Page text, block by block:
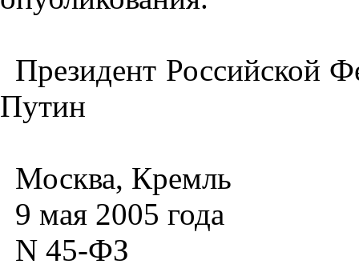
Президент Российской
Путин
Москва, Кремль
9 мая 2005 года
N 45-ФЗ